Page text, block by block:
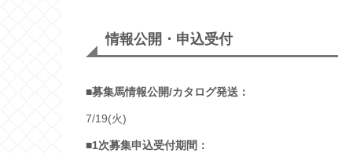
情報公開・申込受付
■募集馬情報公開/カタログ発送：
7/19(火)
■1次募集申込受付期間：